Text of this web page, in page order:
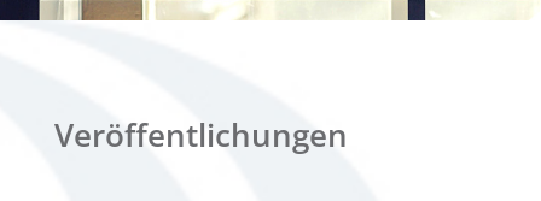
Veröffentlichungen